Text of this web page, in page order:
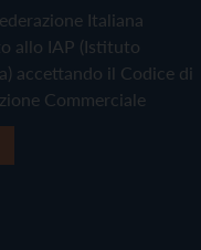
Italiana
allo IAP (Istituto
accettando il Codice di
Commerciale